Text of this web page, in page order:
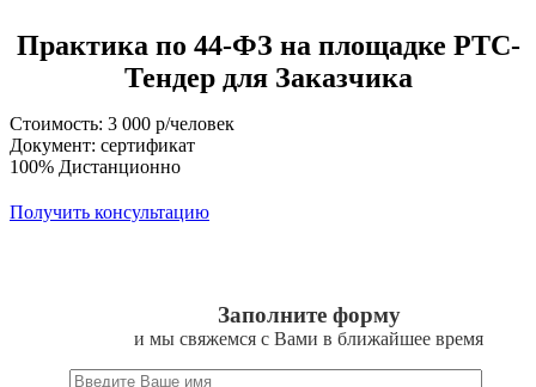
Практика по 44-ФЗ на площадке РТС-
Тендер для Заказчика
Стоимость: 3 000 р/человек
Документ: сертификат
100% Дистанционно
Получить консультацию
Заполните форму
и мы свяжемся с Вами в ближайшее время